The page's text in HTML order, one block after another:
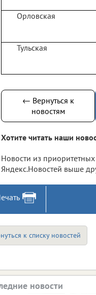
Орловская
Тульская
← Вернуться к
новостям
Хотите читать наши
Новости из
Яндекс.Новостей выше
к списку новостей
новости